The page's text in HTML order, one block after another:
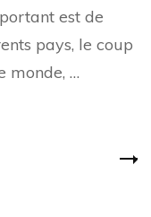
est de
pays, le coup
monde, …